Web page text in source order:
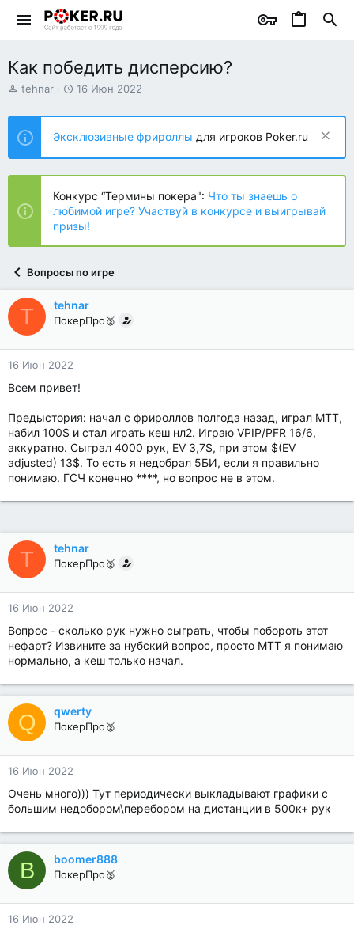
Как победить дисперсию?
А
т
о
р
т
е
ы
tehnar
Д
т
н
а
ч
л
а
16 Июн 2022
Эксклюзивные фрироллы для игроков Poker.ru
Конкурс “Термины покера": Что ты знаешь о
любимой игре? Участвуй в конкурсе и выигрывай
призы!
Вопросы по игре
T tehnar
ПокерПро🥈
16 Июн 2022
Всем привет!
Предыстория: начал с фрироллов полгода назад, играл МТТ,
набил 100$ и стал играть кеш нл2. Играю VPIP/PFR 16/6,
аккуратно. Сыграл 4000 рук, EV 3,7$, при этом $(EV
adjusted) 13$. То есть я недобрал 5БИ, если я правильно
понимаю. ГСЧ конечно ****, но вопрос не в этом.
T tehnar
ПокерПро🥈
16 Июн 2022
Вопрос - сколько рук нужно сыграть, чтобы побороть этот
нефарт? Извините за нубский вопрос, просто МТТ я понимаю
нормально, а кеш только начал.
Q qwerty
ПокерПро🥈
16 Июн 2022
Очень много))) Тут периодически выкладывают графики с
большим недобором\перебором на дистанции в 500к+ рук
B boomer888
ПокерПро🥈
16 Июн 2022